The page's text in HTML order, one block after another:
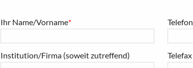
Ihr Name/Vorname*
Institution/Firma (soweit zutreffend)
Telefon
Telefax